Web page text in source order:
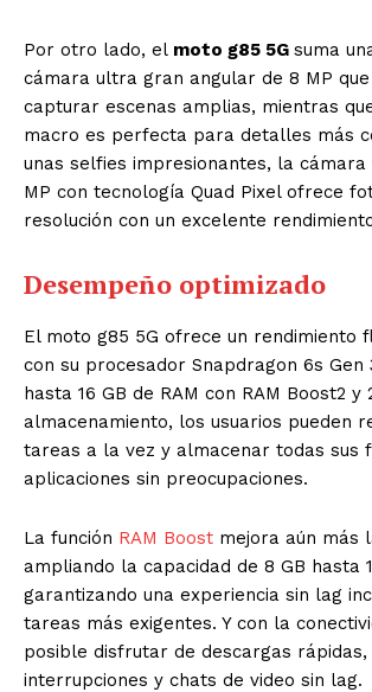
Por otro lado, el moto g85 5G suma
cámara ultra gran angular de 8 MP
capturar escenas amplias, mientras
macro es perfecta para detalles más
unas selfies impresionantes, la
MP con tecnología Quad Pixel ofrece
resolución con un excelente
Desempeño optimizado
El moto g85 5G ofrece un rendimiento
con su procesador Snapdragon 6s Gen
hasta 16 GB de RAM con RAM Boost2 y
almacenamiento, los usuarios pueden
tareas a la vez y almacenar todas sus
aplicaciones sin preocupaciones.
La función RAM Boost mejora aún más
ampliando la capacidad de 8 GB hasta
garantizando una experiencia sin lag
tareas más exigentes. Y con la
posible disfrutar de descargas rápidas,
interrupciones y chats de video sin lag.